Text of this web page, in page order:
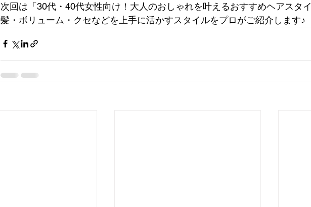
次回は「30代・40代女性向け！大人のおしゃれを叶えるおすすめヘアスタ
髪・ボリューム・クセなどを上手に活かすスタイルをプロがご紹介します♪